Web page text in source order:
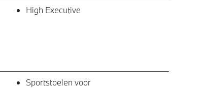
High Executive
Sportstoelen voor